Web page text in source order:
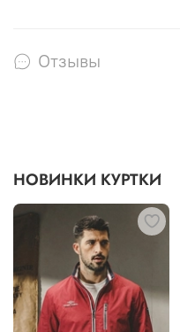
Отзывы
НОВИНКИ КУРТКИ